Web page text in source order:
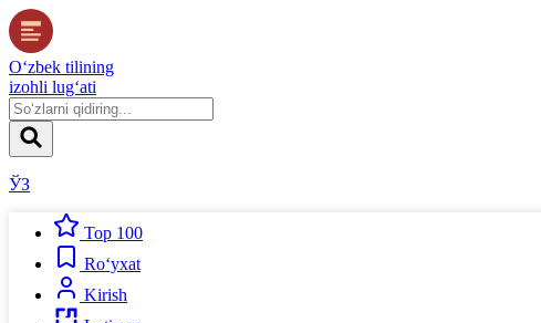
O‘zbek tilining
izohli lug‘ati
ЎЗ
Top 100
Ro‘yxat
Kirish